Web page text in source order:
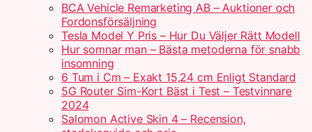
BCA Vehicle Remarketing AB – Auktioner och
Fordonsförsäljning
Tesla Model Y Pris – Hur Du Väljer Rätt Modell
Hur somnar man – Bästa metoderna för snabb
insomning
6 Tum i Cm – Exakt 15,24 cm Enligt Standard
5G Router Sim-Kort Bäst i Test – Testvinnare
2024
Salomon Active Skin 4 – Recension,